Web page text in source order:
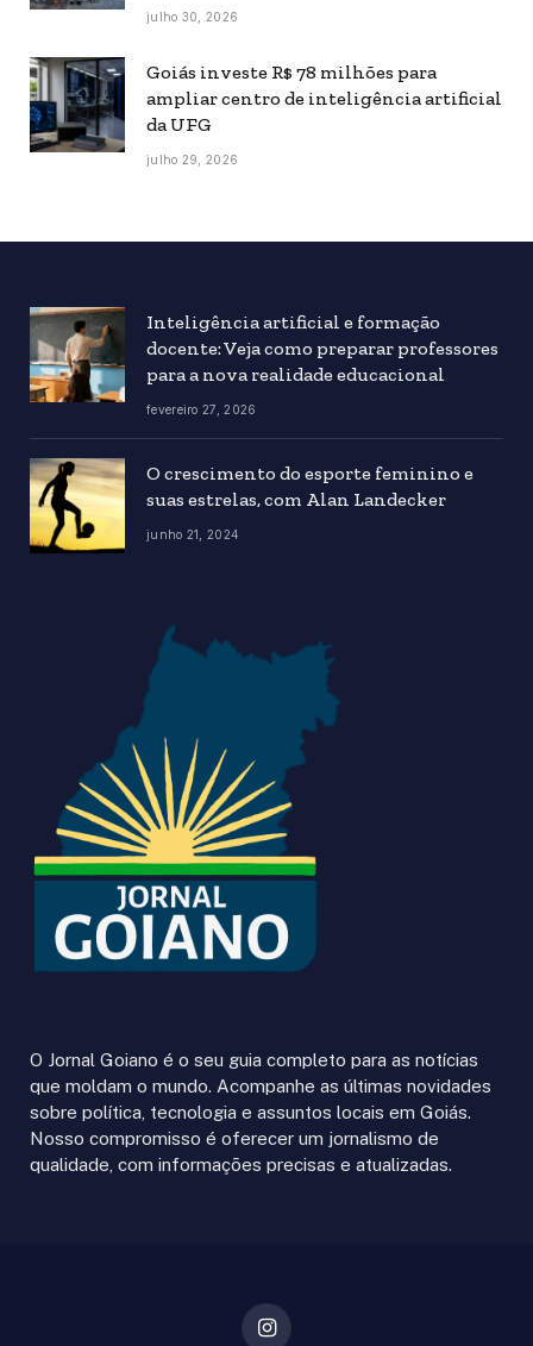
julho 30, 2026
Goiás investe R$ 78 milhões para
ampliar centro de inteligência artificial
da UFG
julho 29, 2026
Inteligência artificial e formação
docente: Veja como preparar professores
para a nova realidade educacional
fevereiro 27, 2026
O crescimento do esporte feminino e
suas estrelas, com Alan Landecker
junho 21, 2024
O Jornal Goiano é o seu guia completo para as notícias
que moldam o mundo. Acompanhe as últimas novidades
sobre política, tecnologia e assuntos locais em Goiás.
Nosso compromisso é oferecer um jornalismo de
qualidade, com informações precisas e atualizadas.
Instagram